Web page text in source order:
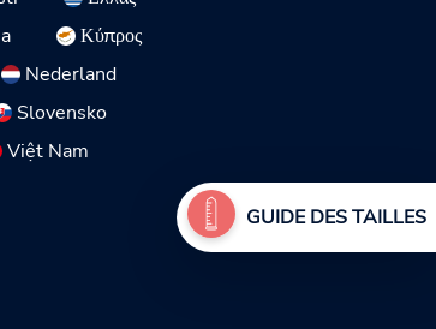
Κύπρος
Nederland
Slovensko
Việt Nam
GUIDE DES TAILLES